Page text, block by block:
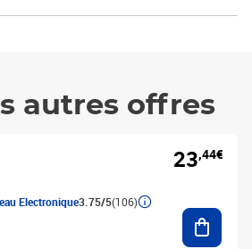
autres offres
Electronique3.75/5(106)
23,44€